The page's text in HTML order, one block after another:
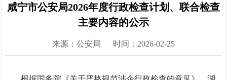
咸宁市公安局2026年度行政检查计划、联合检查
主要内容的公示
来源：公安局 时间：2026-02-25